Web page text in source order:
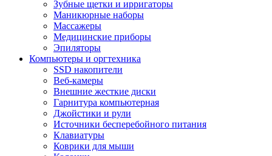
Зубные щетки и ирригаторы
Маникюрные наборы
Массажеры
Медицинские приборы
Эпиляторы
Компьютеры и оргтехника
SSD накопители
Веб-камеры
Внешние жесткие диски
Гарнитура компьютерная
Джойстики и рули
Источники бесперебойного питания
Клавиатуры
Коврики для мыши